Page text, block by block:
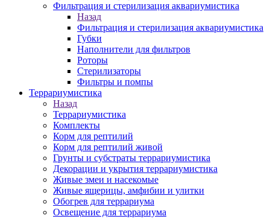
Фильтрация и стерилизация аквариумистика
Назад
Фильтрация и стерилизация аквариумистика
Губки
Наполнители для фильтров
Роторы
Стерилизаторы
Фильтры и помпы
Террариумистика
Назад
Террариумистика
Комплекты
Корм для рептилий
Корм для рептилий живой
Грунты и субстраты террариумистика
Декорации и укрытия террариумистика
Живые змеи и насекомые
Живые ящерицы, амфибии и улитки
Обогрев для террариума
Освещение для террариума